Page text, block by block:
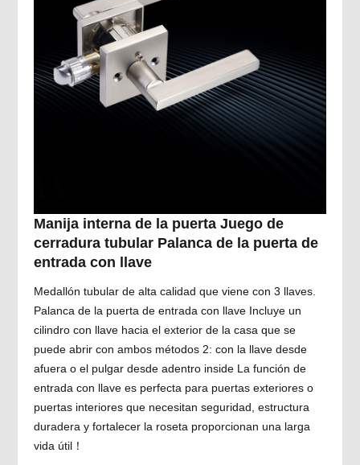
Manija interna de la puerta Juego de
cerradura tubular Palanca de la puerta de
entrada con llave
Medallón tubular de alta calidad que viene con 3 llaves.
Palanca de la puerta de entrada con llave Incluye un
cilindro con llave hacia el exterior de la casa que se
puede abrir con ambos métodos 2: con la llave desde
afuera o el pulgar desde adentro inside La función de
entrada con llave es perfecta para puertas exteriores o
puertas interiores que necesitan seguridad, estructura
duradera y fortalecer la roseta proporcionan una larga
vida útil！